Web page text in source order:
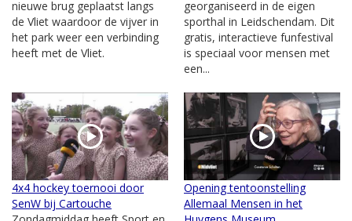
nieuwe brug geplaatst langs
de Vliet waardoor de vijver in
het park weer een verbinding
heeft met de Vliet.
georganiseerd in de eigen
sporthal in Leidschendam. Dit
gratis, interactieve funfestival
is speciaal voor mensen met
een...
4x4 hockey toernooi door
SenW bij Cartouche
Opening tentoonstelling
Allemaal Mensen in het